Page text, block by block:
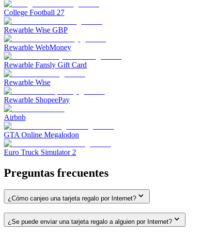
College Football 27
Rewarble Wise GBP
Rewarble WebMoney
Rewarble Fansly Gift Card
Rewarble Wise
Rewarble ShopeePay
Airbnb
GTA Online Megalodon
Euro Truck Simulator 2
Preguntas frecuentes
¿Cómo canjeo una tarjeta regalo por Internet?
¿Se puede enviar una tarjeta regalo a alguien por Internet?